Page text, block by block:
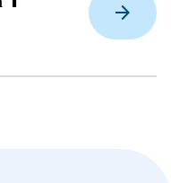
arrow_forward